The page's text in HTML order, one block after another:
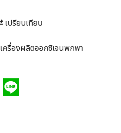
เปรียบเทียบ
เครื่องผลิตออกซิเจนพกพา